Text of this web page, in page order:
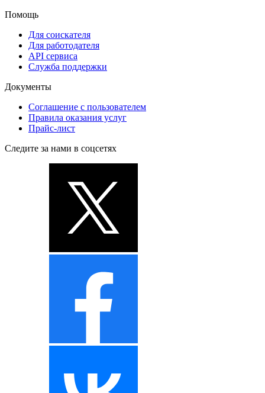
Помощь
Для соискателя
Для работодателя
API сервиса
Служба поддержки
Документы
Соглашение с пользователем
Правила оказания услуг
Прайс-лист
Следите за нами в соцсетях